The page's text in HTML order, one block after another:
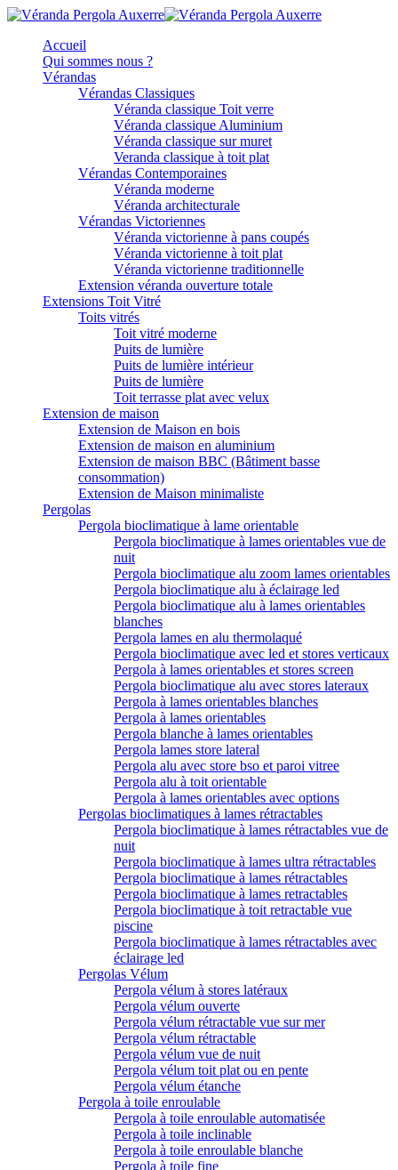
Accueil
Qui sommes nous ?
Vérandas
Vérandas Classiques
Véranda classique Toit verre
Véranda classique Aluminium
Véranda classique sur muret
Veranda classique à toit plat
Vérandas Contemporaines
Véranda moderne
Véranda architecturale
Vérandas Victoriennes
Véranda victorienne à pans coupés
Véranda victorienne à toit plat
Véranda victorienne traditionnelle
Extension véranda ouverture totale
Extensions Toit Vitré
Toits vitrés
Toit vitré moderne
Puits de lumière
Puits de lumière intérieur
Puits de lumière
Toit terrasse plat avec velux
Extension de maison
Extension de Maison en bois
Extension de maison en aluminium
Extension de maison BBC (Bâtiment basse
consommation)
Extension de Maison minimaliste
Pergolas
Pergola bioclimatique à lame orientable
Pergola bioclimatique à lames orientables vue de
nuit
Pergola bioclimatique alu zoom lames orientables
Pergola bioclimatique alu à éclairage led
Pergola bioclimatique alu à lames orientables
blanches
Pergola lames en alu thermolaqué
Pergola bioclimatique avec led et stores verticaux
Pergola à lames orientables et stores screen
Pergola bioclimatique alu avec stores lateraux
Pergola à lames orientables blanches
Pergola à lames orientables
Pergola blanche à lames orientables
Pergola lames store lateral
Pergola alu avec store bso et paroi vitree
Pergola alu à toit orientable
Pergola à lames orientables avec options
Pergolas bioclimatiques à lames rétractables
Pergola bioclimatique à lames rétractables vue de
nuit
Pergola bioclimatique à lames ultra rétractables
Pergola bioclimatique à lames rétractables
Pergola bioclimatique à lames retractables
Pergola bioclimatique à toit retractable vue
piscine
Pergola bioclimatique à lames rétractables avec
éclairage led
Pergolas Vélum
Pergola vélum à stores latéraux
Pergola vélum ouverte
Pergola vélum rétractable vue sur mer
Pergola vélum rétractable
Pergola vélum vue de nuit
Pergola vélum toit plat ou en pente
Pergola vélum étanche
Pergola à toile enroulable
Pergola à toile enroulable automatisée
Pergola à toile inclinable
Pergola à toile enroulable blanche
Pergola à toile fine